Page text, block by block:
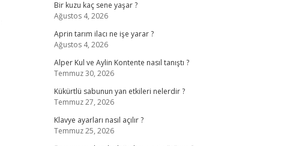
Bir kuzu kaç sene yaşar ?
Ağustos 4, 2026
Aprin tarım ilacı ne işe yarar ?
Ağustos 4, 2026
Alper Kul ve Aylin Kontente nasıl tanıştı ?
Temmuz 30, 2026
Kükürtlü sabunun yan etkileri nelerdir ?
Temmuz 27, 2026
Klavye ayarları nasıl açılır ?
Temmuz 25, 2026